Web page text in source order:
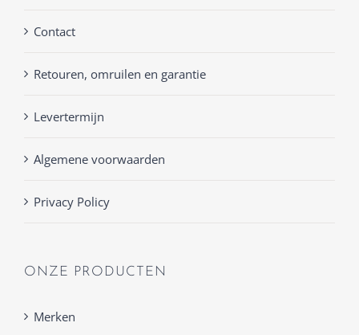
Contact
Retouren, omruilen en garantie
Levertermijn
Algemene voorwaarden
Privacy Policy
ONZE PRODUCTEN
Merken